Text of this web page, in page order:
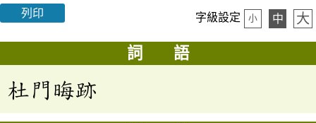
列印 字級設定 小 中 大
詞 語
杜門晦跡